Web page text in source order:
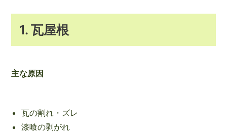
1. 瓦屋根
主な原因
瓦の割れ・ズレ
漆喰の剥がれ